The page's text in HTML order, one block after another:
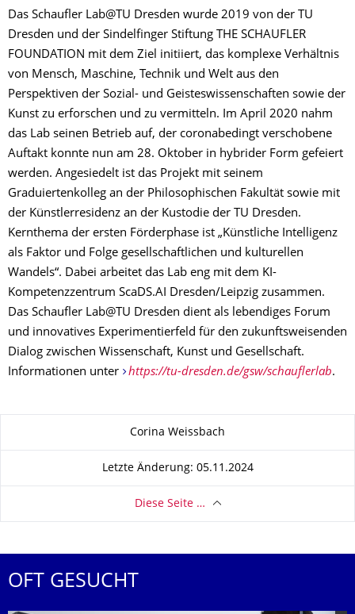
Das Schaufler Lab@TU Dresden wurde 2019 von der TU
Dresden und der Sindelfinger Stiftung THE SCHAUFLER
FOUNDATION mit dem Ziel initiiert, das komplexe Verhältnis
von Mensch, Maschine, Technik und Welt aus den
Perspektiven der Sozial- und Geisteswissenschaften sowie der
Kunst zu erforschen und zu vermitteln. Im April 2020 nahm
das Lab seinen Betrieb auf, der coronabedingt verschobene
Auftakt konnte nun am 28. Oktober in hybrider Form gefeiert
werden. Angesiedelt ist das Projekt mit seinem
Graduiertenkolleg an der Philosophischen Fakultät sowie mit
der Künstlerresidenz an der Kustodie der TU Dresden.
Kernthema der ersten Förderphase ist „Künstliche Intelligenz
als Faktor und Folge gesellschaftlichen und kulturellen
Wandels“. Dabei arbeitet das Lab eng mit dem KI-
Kompetenzzentrum ScaDS.AI Dresden/Leipzig zusammen.
Das Schaufler Lab@TU Dresden dient als lebendiges Forum
und innovatives Experimentierfeld für den zukunftsweisenden
Dialog zwischen Wissenschaft, Kunst und Gesellschaft.
Informationen unter
https://tu-dresden.de/gsw/schauflerlab.
Corina Weissbach
Letzte Änderung: 05.11.2024
Diese Seite …
OFT GESUCHT